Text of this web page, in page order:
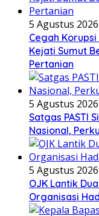
5 Agustus 2026
Cegah
Kejati Sumut
Pertanian
5 Agustus 2026
Satgas PASTI
Nasional,
5 Agustus 2026
OJK Lantik
Organisasi